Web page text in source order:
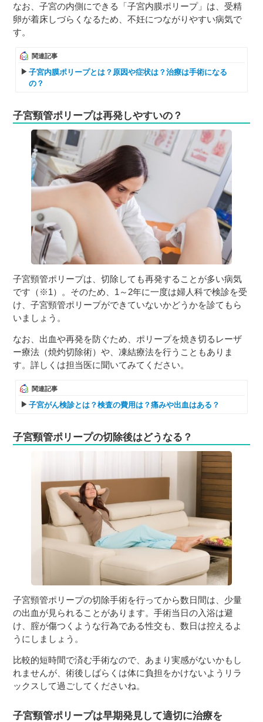
なお、子宮の内側にできる「子宮内膜ポリープ」は、受精
卵が着床しづらくなるため、不妊につながりやすい病気で
す。
関連記事
子宮内膜ポリープとは？原因や症状は？治療は手術になる
の？
子宮頸管ポリープは再発しやすいの？
子宮頸管ポリープは、切除しても再発することが多い病気
です（※1）。そのため、1～2年に一度は婦人科で検診を受
け、子宮頸管ポリープができていないかどうかを診てもら
いましょう。
なお、出血や再発を防ぐため、ポリープを焼き切るレーザ
ー療法（焼灼切除術）や、凍結療法を行うこともありま
す。詳しくは担当医に聞いてみてください。
関連記事
子宮がん検診とは？検査の費用は？痛みや出血はある？
子宮頸管ポリープの切除後はどうなる？
子宮頸管ポリープの切除手術を行ってから数日間は、少量
の出血が見られることがあります。手術当日の入浴は避
け、腟が傷つくような行為である性交も、数日は控えるよ
うにしましょう。
比較的短時間で済む手術なので、あまり実感がないかもし
れませんが、術後しばらくは体に負担をかけないようリラ
ックスして過ごしてくださいね。
子宮頸管ポリープは早期発見して適切に治療を